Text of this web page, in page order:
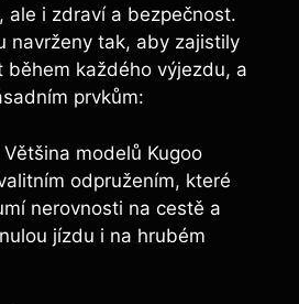
ale i zdraví a bezpečnost.
navrženy tak, aby zajistily
během každého výjezdu, a
prvkům:
Většina modelů Kugoo
odpružením, které
nerovnosti na cestě a
jízdu i na hrubém